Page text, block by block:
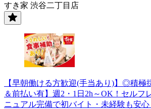
すき家 渋谷二丁目店
【早朝働ける方歓迎(手当あり)】◎積
＆前払い有】週2・1日2h～OK！セル
ニュアル完備で初バイト・未経験も安